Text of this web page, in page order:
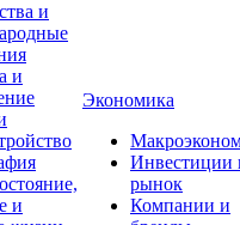
и
и
и
Экономика
Инвестиции
рынок
Компании и